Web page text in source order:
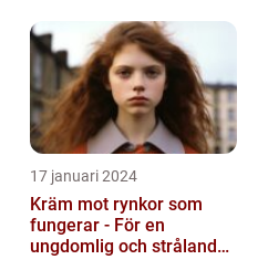
17 januari 2024
Kräm mot rynkor som
fungerar - För en
ungdomlig och strålande